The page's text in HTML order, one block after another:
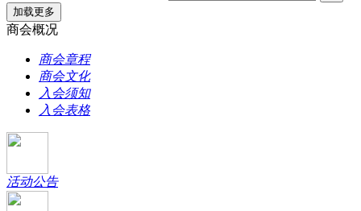
加载更多
商会概况
商会章程
商会文化
入会须知
入会表格
活动公告